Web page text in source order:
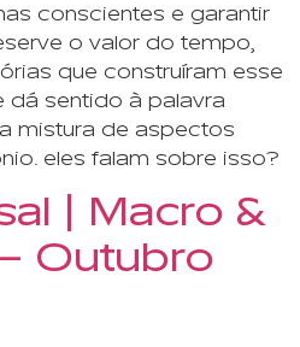
conscientes e garantir
o valor do tempo,
que construíram esse
dá sentido à palavra
mistura de aspectos
eles falam sobre isso?
| Macro &
Outubro